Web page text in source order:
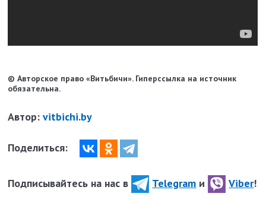
© Авторское право «Витьбичи». Гиперссылка на источник
обязательна.
Автор:vitbichi.by
Поделиться:
Подписывайтесь на нас в Telegram и Viber!